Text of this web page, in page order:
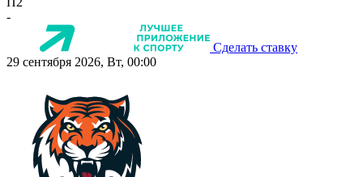
-
Сделать ставку
29 сентября 2026, Вт, 00:00